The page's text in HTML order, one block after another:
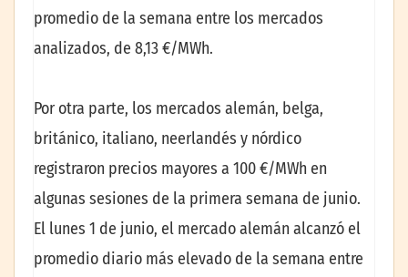
promedio de la semana entre los mercados
analizados, de 8,13 €/MWh.
Por otra parte, los mercados alemán, belga,
británico, italiano, neerlandés y nórdico
registraron precios mayores a 100 €/MWh en
algunas sesiones de la primera semana de junio.
El lunes 1 de junio, el mercado alemán alcanzó el
promedio diario más elevado de la semana entre